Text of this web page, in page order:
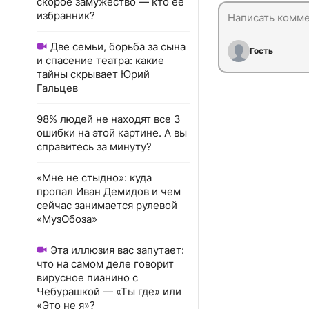
избранник?
Две семьи, борьба за сына
и спасение театра: какие
тайны скрывает Юрий
Гальцев
98% людей не находят все 3
ошибки на этой картине. А вы
справитесь за минуту?
«Мне не стыдно»: куда
пропал Иван Демидов и чем
сейчас занимается рулевой
«МузОбоза»
Эта иллюзия вас запутает:
что на самом деле говорит
вирусное пианино с
Чебурашкой — «Ты где» или
«Это не я»?
Гость